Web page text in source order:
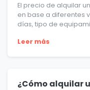
El precio de alquilar
en base a diferentes
días, tipo de
Leer más
¿Cómo alquilar